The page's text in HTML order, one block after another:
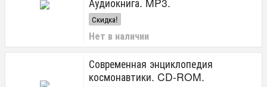
Скидка!
Нет в наличии
Современная энциклопедия
космонавтики. CD-ROM.